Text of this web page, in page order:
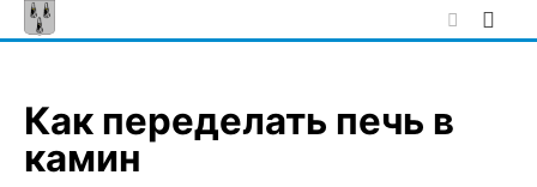
Skip
to
Как переделать печь в
камин